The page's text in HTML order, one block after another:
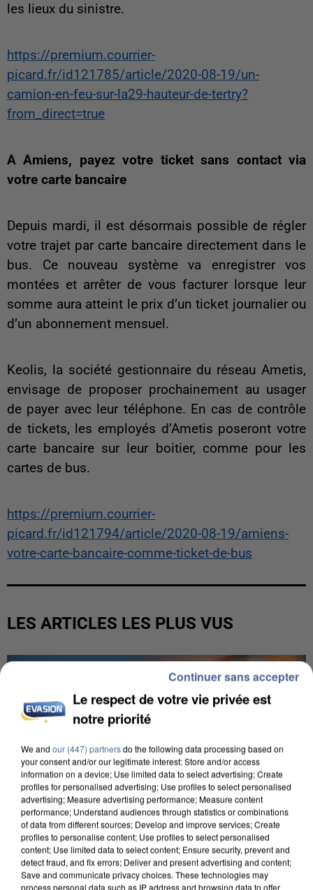
les lieux du sinistre.
https://premium.courrier-
picard.fr/id121785/article/2020-08-19/un-
camion-en-feu-sur-la29-hauteur-de-tertry?
from_direct=true
A Amiens, payez votre ticket sans contact via
votre carte bancaire
Depuis mardi, il est désormais possible de régler
votre trajet par carte bancaire directement dans le
bus. Ce nouveau système va enregistrer vos
montées et arrêter de vous facturer lorsque leur
somme aura atteint le prix d’un ticket journalier ou
d’un abonnement mensuel.
Keolis, la société gestionnaire du réseau Ametis,
envisage de proposer prochainement au usager
de payer avec leur téléphone. En cas de contrôle
de tickets, les employés d’Ametis poseront votre
carte bancaire sur leur boitier, comme pour les
cartes de bus.
https://premium.courrier-
picard.fr/id121794/article/2020-08-19/amiens-
votre-carte-bancaire-comme-ticket-de-bus
LES ARTICLES LES PLUS VUS
Le respect de votre vie privée est
notre priorité
We and our (447) partnersdo the following data processing based on
your consent and/or our legitimate interest: Store and/or access
information on a device; Use limited data to select advertising; Create
profiles for personalised advertising; Use profiles to select personalised
advertising; Measure advertising performance; Measure content
performance; Understand audiences through statistics or combinations
of data from different sources; Develop and improve services; Create
profiles to personalise content; Use profiles to select personalised
content; Use limited data to select content; Ensure security, prevent and
detect fraud, and fix errors; Deliver and present advertising and content;
Save and communicate privacy choices. These technologies may
process personal data such as IP address and browsing data to offer
Continuer sans accepter